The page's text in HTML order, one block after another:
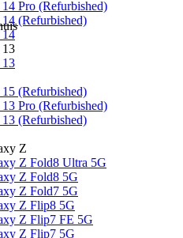
Pro (Refurbished)
(Refurbished)
13
13
(Refurbished)
Pro (Refurbished)
(Refurbished)
Z
Z Fold8 Ultra 5G
Z Fold8 5G
Z Fold7 5G
Z Flip8 5G
Z Flip7 FE 5G
Z Flip7 5G